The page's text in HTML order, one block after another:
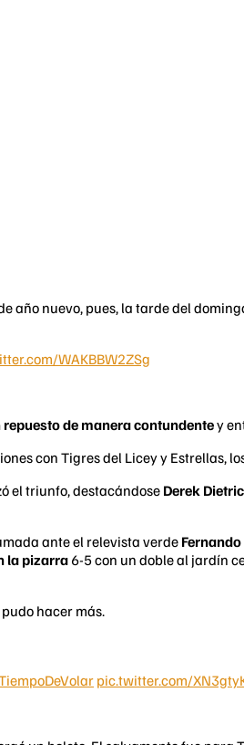
año nuevo, pues, la tarde del
WAKBBW2ZSg
repuesto de manera contundentey
con Tigres del Licey y Estrellas,
el triunfo, destacándose Derek
ante el relevista verde
la pizarra6-5 con un doble al jardín
hacer más.
pic.twitter.com/